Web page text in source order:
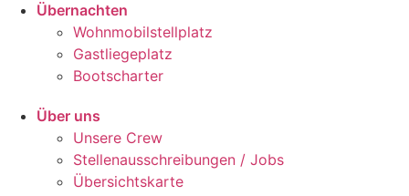
Übernachten
Wohnmobilstellplatz
Gastliegeplatz
Bootscharter
Über uns
Unsere Crew
Stellenausschreibungen / Jobs
Übersichtskarte